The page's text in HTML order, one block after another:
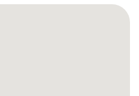
( linky 553, 103, 105 a 113)